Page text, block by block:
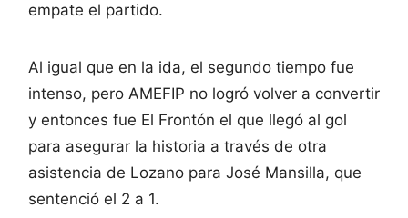
empate el partido.
Al igual que en la ida, el segundo tiempo fue
intenso, pero AMEFIP no logró volver a convertir
y entonces fue El Frontón el que llegó al gol
para asegurar la historia a través de otra
asistencia de Lozano para José Mansilla, que
sentenció el 2 a 1.